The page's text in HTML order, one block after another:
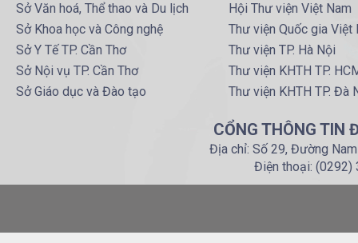
Sở Văn hoá, Thể thao và Du lịch
Sở Khoa học và Công nghệ
Sở Y Tế TP. Cần Thơ
Sở Nội vụ TP. Cần Thơ
Sở Giáo dục và Đào tạo
Hội Thư viện Việt Nam
Thư viện Quốc gia Việt
Thư viện TP. Hà Nội
Thư viện KHTH TP.
Thư viện KHTH TP. Đà
CỔNG THÔNG TIN
Địa chỉ: Số 29, Đường
Điện thoại: (0292)